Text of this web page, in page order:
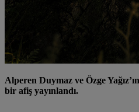
Alperen Duymaz ve Özge
bir afiş yayınlandı.